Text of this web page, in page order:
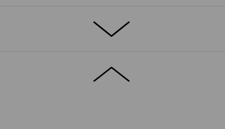
e.s.motion 2020 je opravdový štít
teplot příjemné teplo, ale přitom
Tenkou střední vrstvu proto lze
nošení pod bundou, aniž by